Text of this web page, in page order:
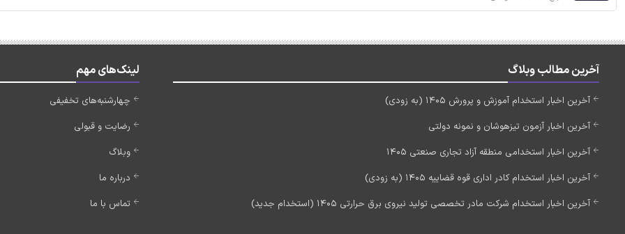
آخرین مطالب وبلاگ
آخرین اخبار استخدام آموزش و پرورش 1405 (به زودی)
آخرین اخبار آزمون تیزهوشان و نمونه دولتی
آخرین اخبار استخدامی منطقه آزاد تجاری صنعتی 1405
آخرین اخبار استخدام کادر اداری قوه قضاییه 1405 (به زودی)
آخرین اخبار استخدام شرکت مادر تخصصی تولید نیروی برق حرارتی 1405 (استخدام جدید)
لینک‌های مهم
چهارشنبه‌های تخفیفی
رضایت و قبولی
وبلاگ
درباره ما
تماس با ما